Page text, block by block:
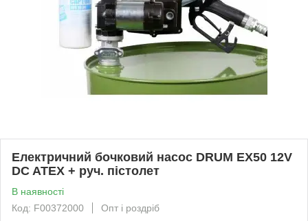
Електричний бочковий насос DRUM EX50 12V
DC ATEX + руч. пістолет
В наявності
Код: F00372000
Опт і роздріб